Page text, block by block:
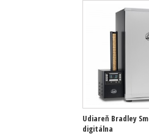
Udiareň Bradley
digitálna